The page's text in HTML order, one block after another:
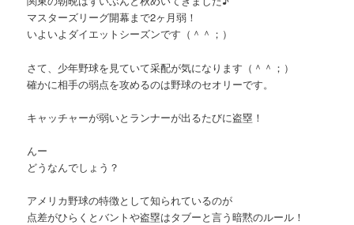
マスターズリーグ開幕まで2ヶ月弱！
いよいよダイエットシーズンです（＾＾；）
さて、少年野球を見ていて采配が気になります（＾＾；）
確かに相手の弱点を攻めるのは野球のセオリーです。
キャッチャーが弱いとランナーが出るたびに盗塁！
んー
どうなんでしょう？
アメリカ野球の特徴として知られているのが
点差がひらくとバントや盗塁はタブーと言う暗黙のルール！